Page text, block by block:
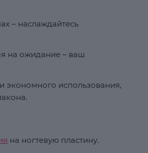
– наслаждайтесь
на ожидание – ваш
экономного использования,
на ногтевую пластину.